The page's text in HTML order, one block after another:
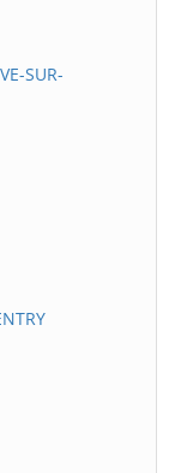
SUR-